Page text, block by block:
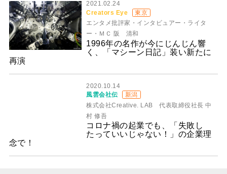
2021.02.24
Creators Eye
東京
エンタメ批評家・インタビュアー・ライタ
ー・ＭＣ 阪 清和
1996年の名作が今にじんじん響
く、「マシーン日記」装い新たに
再演
2020.10.14
風雲会社伝
新潟
株式会社Creative. LAB 代表取締役社長 中
村 修吾
コロナ禍の起業でも、「失敗し
たっていいじゃない！」の企業理
念で！